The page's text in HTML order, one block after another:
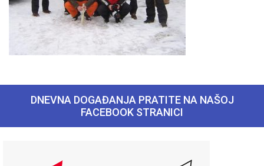
DNEVNA DOGAĐANJA PRATITE NA NAŠOJ
FACEBOOK STRANICI